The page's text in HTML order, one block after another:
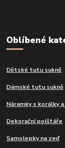
Oblíbené
Dětské tutu sukně
Dámské tutu sukně
Náramky s korálky
Dekorační polštáře
Samolepky na zeď